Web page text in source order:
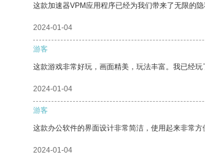
这款加速器VPM应用程序已经为我们带来了无限的隐
2024-01-04
游客
这款游戏非常好玩，画面精美，玩法丰富。我已经玩
2024-01-04
游客
这款办公软件的界面设计非常简洁，使用起来非常方
2024-01-04